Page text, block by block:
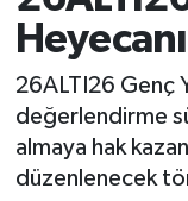
26ALTI26 Genç
değerlendirme
almaya hak
düzenlenecek
Süper Lig
Tüm
Son Dakika